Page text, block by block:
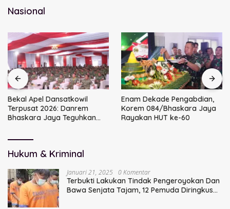
Nasional
Bekal Apel Dansatkowil
Terpusat 2026: Danrem
Bhaskara Jaya Teguhkan
Enam Dekade Pengabdian,
Korem 084/Bhaskara Jaya
Rayakan HUT ke-60
Hukum & Kriminal
Januari 21, 2025 0 Komentar
Terbukti Lakukan Tindak Pengeroyokan Dan
Bawa Senjata Tajam, 12 Pemuda Diringkus